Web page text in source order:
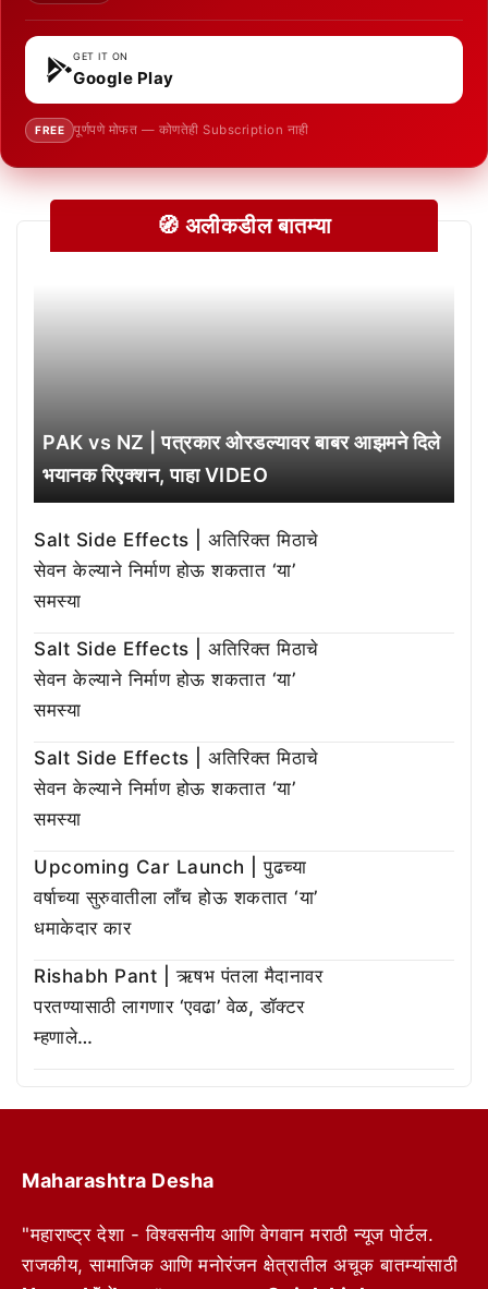
GET IT ON
Google Play
FREE पूर्णपणे मोफत — कोणतेही Subscription नाही
🧭 अलीकडील बातम्या
PAK vs NZ | पत्रकार ओरडल्यावर बाबर आझमने दिले
भयानक रिएक्शन, पाहा VIDEO
Salt Side Effects | अतिरिक्त मिठाचे
सेवन केल्याने निर्माण होऊ शकतात ‘या’
समस्या
Salt Side Effects | अतिरिक्त मिठाचे
सेवन केल्याने निर्माण होऊ शकतात ‘या’
समस्या
Salt Side Effects | अतिरिक्त मिठाचे
सेवन केल्याने निर्माण होऊ शकतात ‘या’
समस्या
Upcoming Car Launch | पुढच्या
वर्षाच्या सुरुवातीला लाँच होऊ शकतात ‘या’
धमाकेदार कार
Rishabh Pant | ऋषभ पंतला मैदानावर
परतण्यासाठी लागणार ‘एवढा’ वेळ, डॉक्टर
म्हणाले…
Maharashtra Desha
"महाराष्ट्र देशा - विश्वसनीय आणि वेगवान मराठी न्यूज पोर्टल.
राजकीय, सामाजिक आणि मनोरंजन क्षेत्रातील अचूक बातम्यांसाठी